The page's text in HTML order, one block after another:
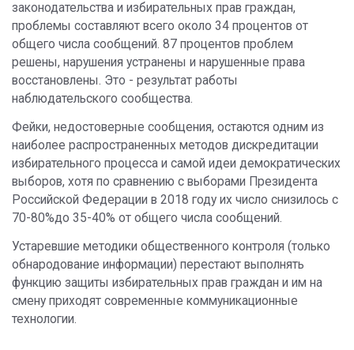
законодательства и избирательных прав граждан,
проблемы составляют всего около 34 процентов от
общего числа сообщений. 87 процентов проблем
решены, нарушения устранены и нарушенные права
восстановлены. Это - результат работы
наблюдательского сообщества.
Фейки, недостоверные сообщения, остаются одним из
наиболее распространенных методов дискредитации
избирательного процесса и самой идеи демократических
выборов, хотя по сравнению с выборами Президента
Российской Федерации в 2018 году их число снизилось с
70-80%до 35-40% от общего числа сообщений.
Устаревшие методики общественного контроля (только
обнародование информации) перестают выполнять
функцию защиты избирательных прав граждан и им на
смену приходят современные коммуникационные
технологии.